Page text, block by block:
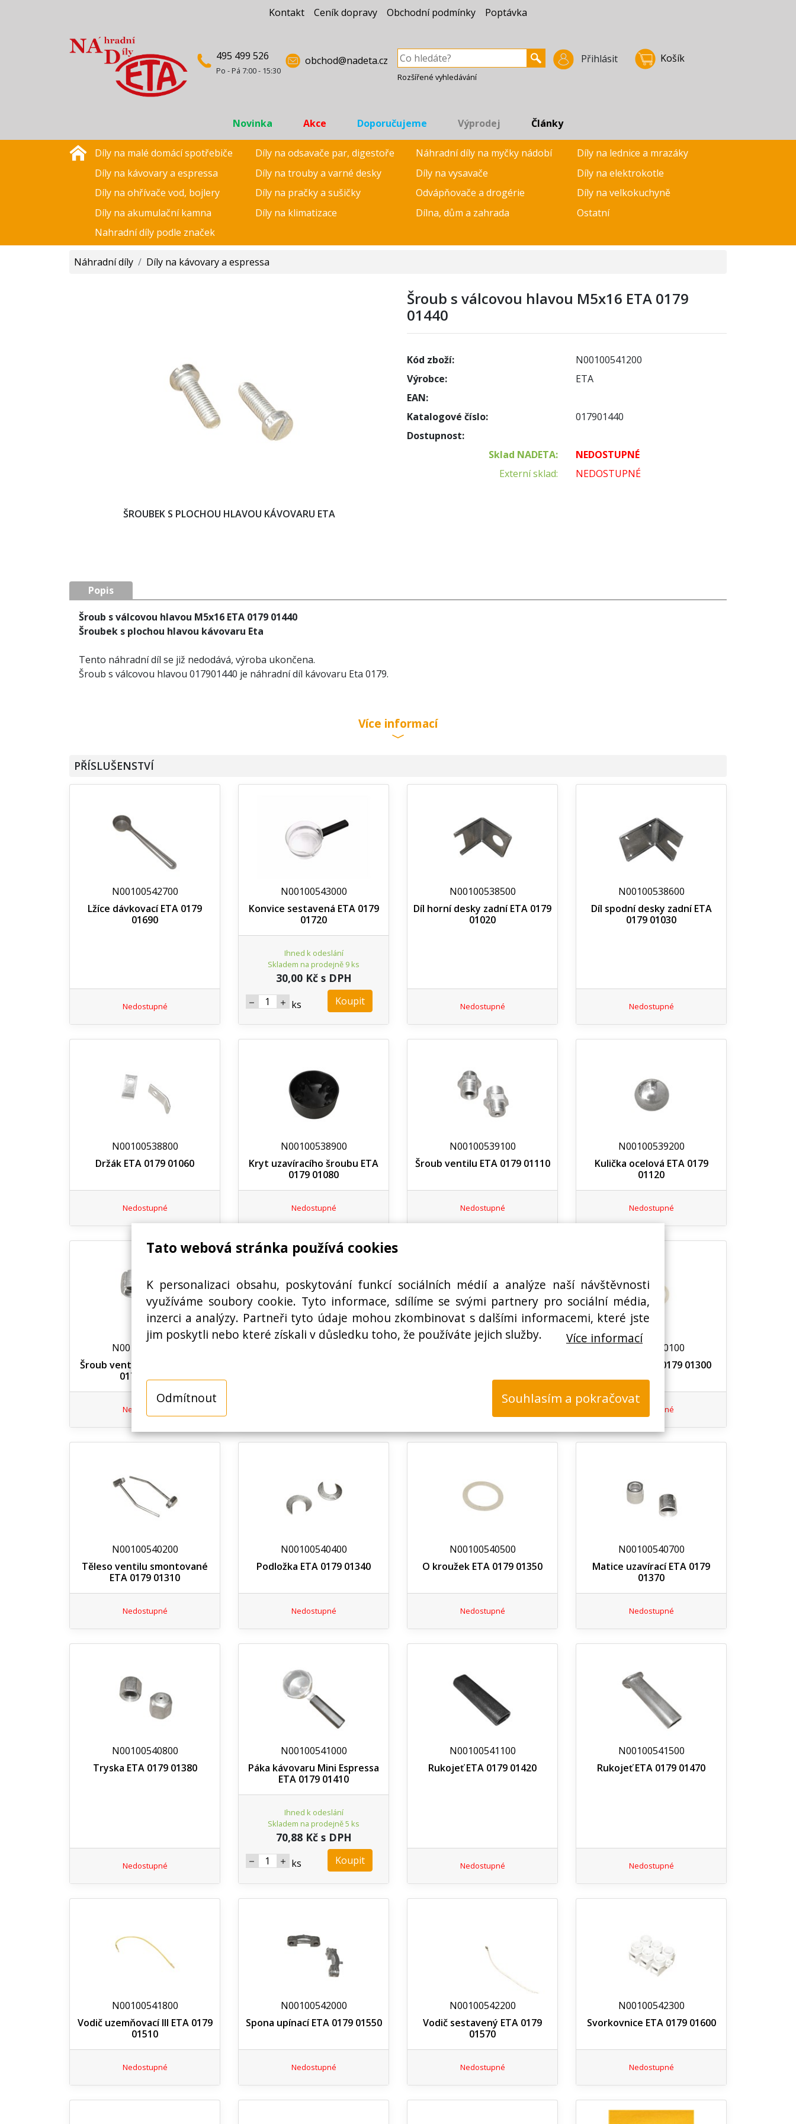
Tato webová stránka používá cookies
K personalizaci obsahu, poskytování funkcí sociálních médií a analýze naší návštěvnosti
využíváme soubory cookie. Tyto informace, sdílíme se svými partnery pro sociální média,
inzerci a analýzy. Partneři tyto údaje mohou zkombinovat s dalšími informacemi, které jste
jim poskytli nebo které získali v důsledku toho, že používáte jejich služby.
Více informací
Souhlasím a pokračovat
Odmítnout
Kontakt Ceník dopravy Obchodní podmínky Poptávka
495 499 526
Po - Pá 7:00 - 15:30
obchod@nadeta.cz Přihlásit Košík
Rozšířené vyhledávání
Novinka Akce Doporučujeme Výprodej Články
Díly na malé domácí spotřebiče Díly na odsavače par, digestoře Náhradní díly na myčky nádobí
Díly na lednice a mrazáky
Díly na kávovary a espressa
Díly na trouby a varné desky Díly na vysavače
Díly na elektrokotle
Díly na ohřívače vod, bojlery
Díly na pračky a sušičky Odvápňovače a drogérie
Díly na velkokuchyně
Díly na akumulační kamna
Díly na klimatizace Dílna, dům a zahrada
Ostatní
Nahradní díly podle značek
Náhradní díly / Díly na kávovary a espressa
ŠROUBEK S PLOCHOU HLAVOU KÁVOVARU ETA
Šroub s válcovou hlavou M5x16 ETA 0179
01440
Kód zboží:
N00100541200
Výrobce:
ETA
EAN:
Katalogové číslo:
017901440
Dostupnost:
Sklad NADETA:
NEDOSTUPNÉ
Externí sklad:
NEDOSTUPNÉ
Popis
Šroub s válcovou hlavou M5x16 ETA 0179 01440
Šroubek s plochou hlavou kávovaru Eta
Tento náhradní díl se již nedodává, výroba ukončena.
Šroub s válcovou hlavou 017901440 je náhradní díl kávovaru Eta 0179.
Více informací
PŘÍSLUŠENSTVÍ
N00100542700
Lžíce dávkovací ETA 0179
01690
Nedostupné
N00100543000
Konvice sestavená ETA 0179
01720
Ihned k odeslání
Skladem na prodejně 9 ks
30,00 Kč s DPH
ks Koupit
N00100538500
Díl horní desky zadní ETA 0179
01020
Nedostupné
N00100538600
Díl spodní desky zadní ETA
0179 01030
Nedostupné
N00100538800
Držák ETA 0179 01060
Nedostupné
N00100538900
Kryt uzavíracího šroubu ETA
0179 01080
Nedostupné
N00100539100
Šroub ventilu ETA 0179 01110
Nedostupné
N00100539200
Kulička ocelová ETA 0179
01120
Nedostupné
N00100539400
Šroub ventilu seřizovací ETA
0179 01140
Nedostupné
N00100540100
O kroužek ETA 0179 01300
Nedostupné
N00100540200
Těleso ventilu smontované
ETA 0179 01310
Nedostupné
N00100540400
Podložka ETA 0179 01340
Nedostupné
N00100540500
O kroužek ETA 0179 01350
Nedostupné
N00100540700
Matice uzavírací ETA 0179
01370
Nedostupné
N00100540800
Tryska ETA 0179 01380
Nedostupné
N00100541000
Páka kávovaru Mini Espressa
ETA 0179 01410
Ihned k odeslání
Skladem na prodejně 5 ks
70,88 Kč s DPH
ks Koupit
N00100541100
Rukojeť ETA 0179 01420
Nedostupné
N00100541500
Rukojeť ETA 0179 01470
Nedostupné
N00100541800
Vodič uzemňovací III ETA 0179
01510
Nedostupné
N00100542000
Spona upínací ETA 0179 01550
Nedostupné
N00100542200
Vodič sestavený ETA 0179
01570
Nedostupné
N00100542300
Svorkovnice ETA 0179 01600
Nedostupné